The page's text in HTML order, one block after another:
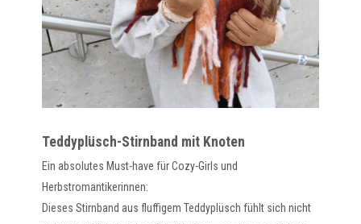
Teddyplüsch-Stirnband mit Knoten
Ein absolutes Must-have für Cozy-Girls und
Herbstromantikerinnen:
Dieses Stirnband aus fluffigem Teddyplüsch fühlt sich nicht